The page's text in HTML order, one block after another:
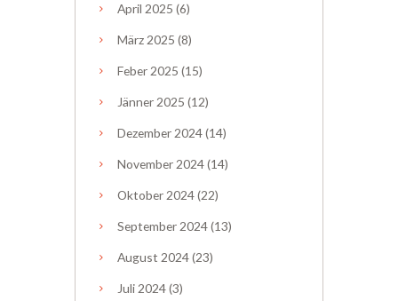
April 2025 (6)
März 2025 (8)
Feber 2025 (15)
Jänner 2025 (12)
Dezember 2024(14)
November 2024(14)
Oktober 2024(22)
September 2024(13)
August 2024(23)
Juli 2024(3)